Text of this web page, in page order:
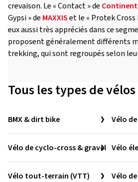
crevaison. Le « Contact » de
Gypsi » de MAXXISet le « Protek Cross
eux aussi très appréciés dans ce
proposent généralement différents
trekking, qui sont regroupés selon
Tous les types de vélos
BMX & dirt bike Vélo
Vélo de cyclo-cross & gravel Vélo
Vélo tout-terrain (VTT) Vélo